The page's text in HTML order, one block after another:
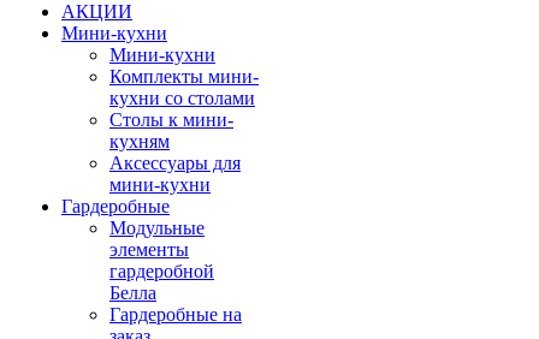
АКЦИИ
Мини-кухни
Мини-кухни
Комплекты мини-
кухни со столами
Столы к мини-
кухням
Аксессуары для
мини-кухни
Гардеробные
Модульные
элементы
гардеробной
Белла
Гардеробные на